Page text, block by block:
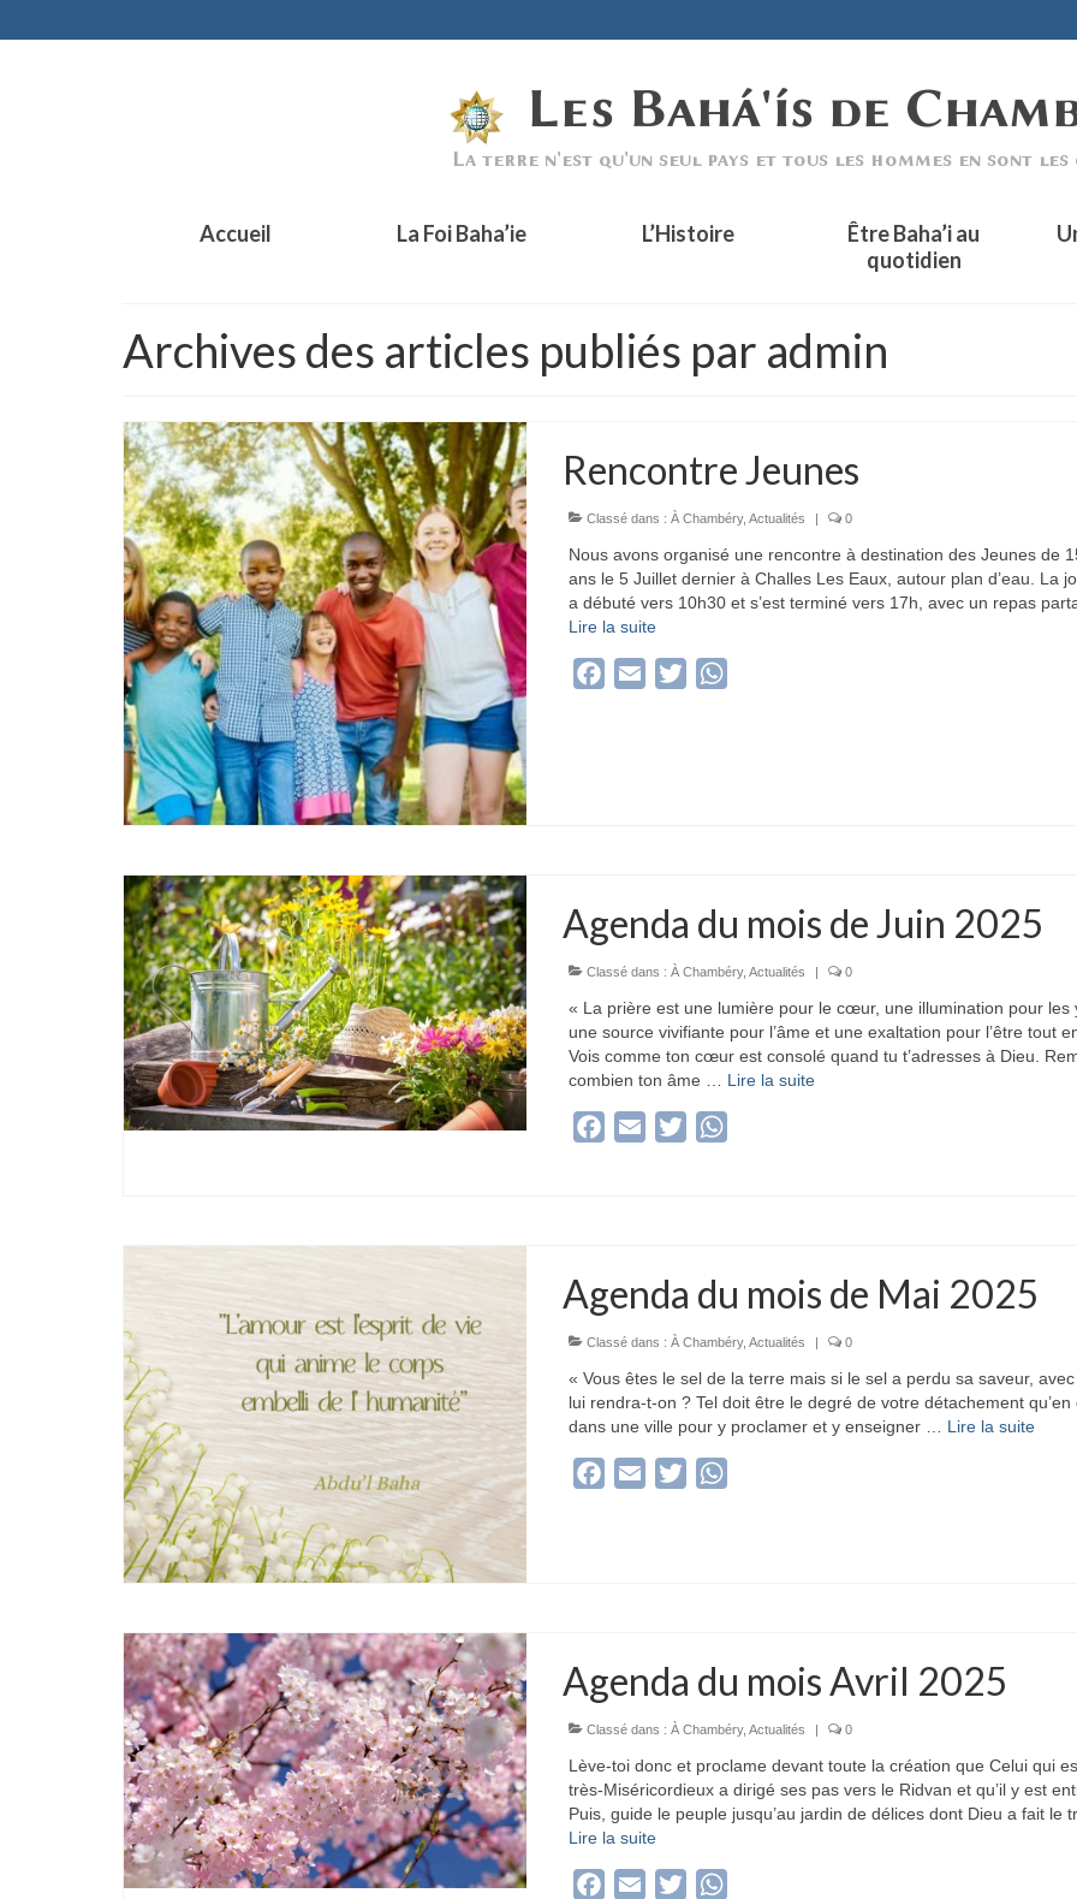
Accueil La Foi Baha’ie L’Histoire
Être Baha’i au
quotidien
Archives des articles publiés par admin
Rencontre Jeunes
Classé dans : À Chambéry, Actualités | 0
Nous avons organisé une rencontre à destination des Jeunes de
ans le 5 Juillet dernier à Challes Les Eaux, autour plan d’eau. La
a débuté vers 10h30 et s’est terminé vers 17h, avec un repas
Lire la suite­­
Facebook
Email Twitter
Agenda du mois de Juin 2025
Classé dans : À Chambéry, Actualités | 0
« La prière est une lumière pour le cœur, une illumination pour les
une source vivifiante pour l’âme et une exaltation pour l’être tout
Vois comme ton cœur est consolé quand tu t’adresses à Dieu.
combien ton âme … Lire la suite­­
Facebook
Email Twitter
Agenda du mois de Mai 2025
Classé dans : À Chambéry, Actualités | 0
« Vous êtes le sel de la terre mais si le sel a perdu sa saveur,
lui rendra-t-on ? Tel doit être le degré de votre détachement qu’en
dans une ville pour y proclamer et y enseigner … Lire la suite­­
Facebook
Email Twitter
Agenda du mois Avril 2025
Classé dans : À Chambéry, Actualités | 0
Lève-toi donc et proclame devant toute la création que Celui qui
très-Miséricordieux a dirigé ses pas vers le Ridvan et qu’il y est
Puis, guide le peuple jusqu’au jardin de délices dont Dieu a fait le
Lire la suite­­
Facebook
Email Twitter